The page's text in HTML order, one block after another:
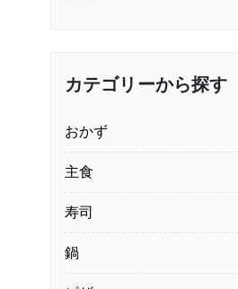
カテゴリーから探す
おかず
主食
寿司
鍋